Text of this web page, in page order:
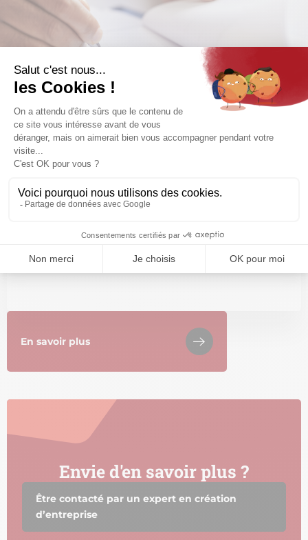
Je m'immatricule et obtiens
mon n°Siren ou mon Kbis -
extrait RNE
L’immatriculation vous permet d’enregistrer officiellement
Urssaf, sécurité sociale etc.) et autres organismes publics.
En savoir plus
Envie d'en savoir plus ?
Être contacté par un expert en création
d’entreprise